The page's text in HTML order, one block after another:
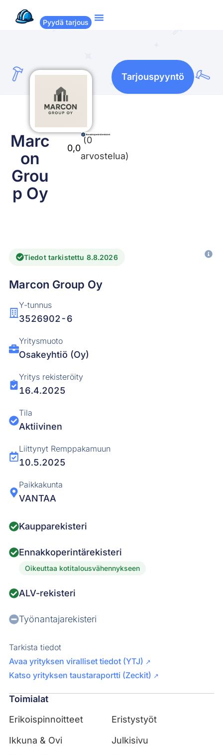
Pyydä tarjous
Marc
on
Grou
p Oy
0,0
(0
arvostelua)
Tarjouspyyntö
Tiedot tarkistettu 8.8.2026
Marcon Group Oy
Y-tunnus
3526902-6
Yritysmuoto
Osakeyhtiö (Oy)
Yritys rekisteröity
16.4.2025
Tila
Aktiivinen
Liittynyt Remppakamuun
10.5.2025
Paikkakunta
VANTAA
Kaupparekisteri
Ennakkoperintärekisteri
Oikeuttaa kotitalousvähennykseen
ALV-rekisteri
Työnantajarekisteri
Tarkista tiedot
Avaa yrityksen viralliset tiedot (YTJ) ↗
Katso yrityksen taustaraportti (Zeckit) ↗
Toimialat
Erikoispinnoitteet
Eristystyöt
Ikkuna & Ovi
Julkisivu